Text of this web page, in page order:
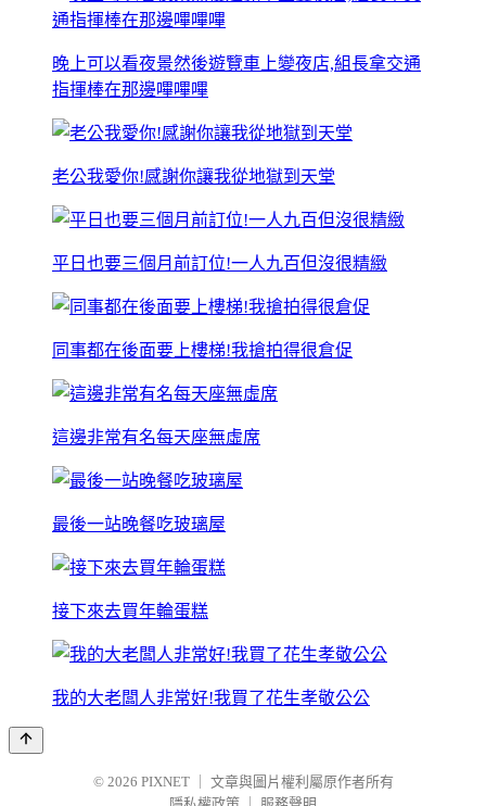
晚上可以看夜景然後遊覽車上變夜店,組長拿交通
指揮棒在那邊嗶嗶嗶
老公我愛你!感謝你讓我從地獄到天堂
平日也要三個月前訂位!一人九百但沒很精緻
同事都在後面要上樓梯!我搶拍得很倉促
這邊非常有名每天座無虛席
最後一站晚餐吃玻璃屋
接下來去買年輪蛋糕
我的大老闆人非常好!我買了花生孝敬公公
© 2026 PIXNET
文章與圖片權利屬原作者所有